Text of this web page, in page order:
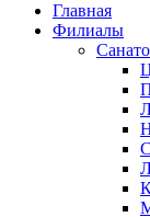
Главная
Филиалы